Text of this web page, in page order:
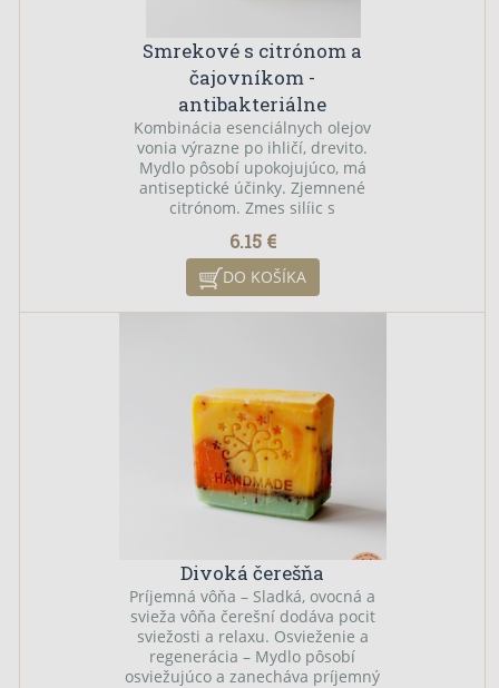
Smrekové s citrónom a
čajovníkom -
antibakteriálne
Kombinácia esenciálnych olejov
vonia výrazne po ihličí, drevito.
Mydlo pôsobí upokojujúco, má
antiseptické účinky. Zjemnené
citrónom. Zmes silíic s
6.15 €
DO KOŠÍKA
Divoká čerešňa
Príjemná vôňa – Sladká, ovocná a
svieža vôňa čerešní dodáva pocit
sviežosti a relaxu. Osvieženie a
regenerácia – Mydlo pôsobí
osviežujúco a zanecháva príjemný